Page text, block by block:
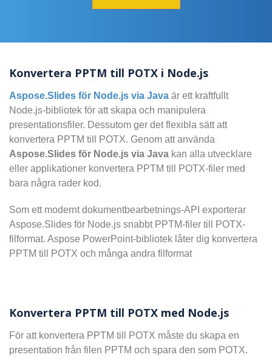
Konvertera PPTM till POTX i Node.js
Aspose.Slides för Node.js via Java är ett kraftfullt
Node.js-bibliotek för att skapa och manipulera
presentationsfiler. Dessutom ger det flexibla sätt att
konvertera PPTM till POTX. Genom att använda
Aspose.Slides för Node.js via Java kan alla utvecklare
eller applikationer konvertera PPTM till POTX-filer med
bara några rader kod.
Som ett modernt dokumentbearbetnings-API exporterar
Aspose.Slides för Node.js snabbt PPTM-filer till POTX-
filformat. Aspose PowerPoint-bibliotek låter dig konvertera
PPTM till POTX och många andra filformat
Konvertera PPTM till POTX med Node.js
För att konvertera PPTM till POTX måste du skapa en
presentation från filen PPTM och spara den som POTX.